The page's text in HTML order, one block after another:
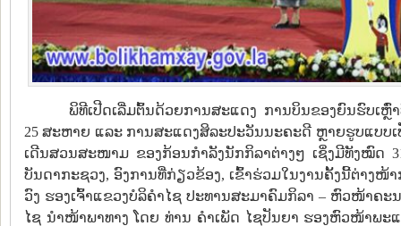
ພິທີເປີດເລີ່ມຕົ້ນດ້ວຍການສະແດງ ການບິນຂອງຍົນຮົບເຫຼົ່
25 ສະຫາຍ ແລະ ການສະແດງສິລະປະວັນນະຄະດີ ຫຼາຍຮູບແບບ
ເດີນສວນສະໜາມ ຂອງກ້ອນກຳລັງນັກກິລາຕ່າງໆ ເຊິ່ງມີທັງໝົດ
ບັນດາກະຊວງ, ອົງການທີ່ກ່ຽວຂ້ອງ, ເຂົ້າຮ່ວມໃນງານຄັ້ງນີ້ຕ່າງ
ວົງ ຮອງເຈົ້າແຂວງບໍລິຄໍາໄຊ ປະທານສະມາຄົມກິລາ – ຫົວໜ້າຄ
ໄຊ ນໍາໜ້າພາທາງ ໂດຍ ທ່ານ ຄໍາເພັດ ໄຊປັນຍາ ຮອງຫົວໜ້າພ